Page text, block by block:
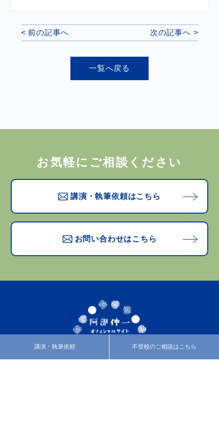
講演・執筆依頼 不登校のご相談はこちら
< 前の記事へ 次の記事へ >
一覧へ戻る
お気軽にご相談ください
講演・執筆依頼はこちら
お問い合わせはこちら